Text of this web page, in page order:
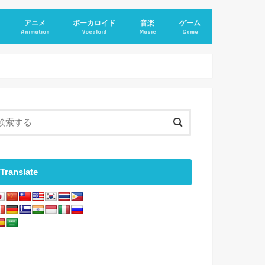
アニメ
Animation
ボーカロイド
Vocaloid
音楽
Music
ゲーム
Game
Translate